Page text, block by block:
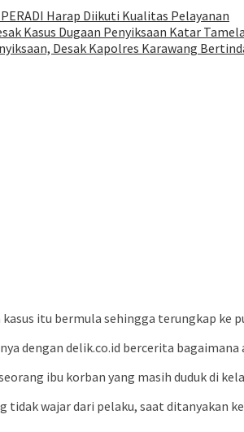
Harap Diikuti Kualitas Pelayanan
Kasus Dugaan Penyiksaan Katar
Desak Kapolres Karawang
itu bermula sehingga terungkap
dengan delik.co.id bercerita
ibu korban yang masih duduk di
wajar dari pelaku, saat ditanyakan